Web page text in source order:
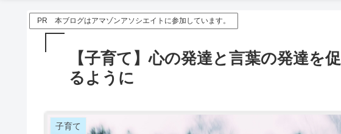
PR 本ブログはアマゾンアソシエイトに参加しています。
【子育て】心の発達と言葉の発達を
るように
子育て